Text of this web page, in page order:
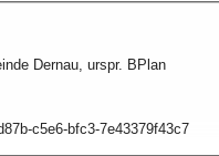
Dernau, urspr. BPlan
c5e6-bfc3-7e43379f43c7